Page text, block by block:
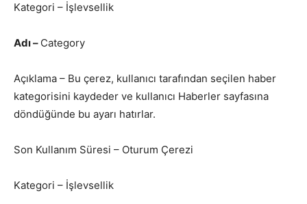
Kategori – İşlevsellik
Adı – Category
Açıklama – Bu çerez, kullanıcı tarafından seçilen haber
kategorisini kaydeder ve kullanıcı Haberler sayfasına
döndüğünde bu ayarı hatırlar.
Son Kullanım Süresi – Oturum Çerezi
Kategori – İşlevsellik